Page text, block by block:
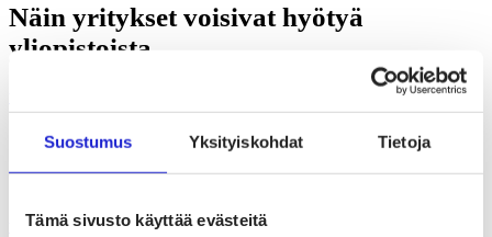
Suostumus Yksityiskohdat Tietoja
Tämä sivusto käyttää evästeitä
Näin yritykset voisivat hyötyä
yliopistoista
Sophia Ehrnrooth: 4 syytäni rahoittaa
tekstiilialaa
Yritykset,Tulevaisuus